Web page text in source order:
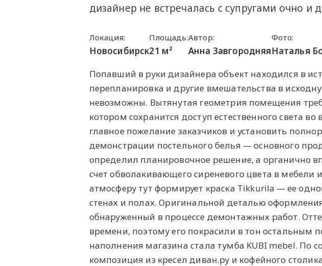
дизайнер не встречалась с супругами очно и
Локация:
Новосибирск
Площадь:
21 м²
Автор:
Анна Завгородняя
Фото:
Наталья
Попавший в руки дизайнера объект находился в
перепланировка и другие вмешательства в
невозможны. Вытянутая геометрия помещения
котором сохранится доступ естественного света во
главное пожелание заказчиков и установить
демонстрации постельного белья — основного
определил планировочное решение, а органично
счет обволакивающего сиреневого цвета в
атмосферу тут формирует краска Tikkurila — ее
стенах и полах. Оригинальной деталью
обнаруженный в процессе демонтажных работ.
времени, поэтому его покрасили в тон остальным
наполнения магазина стала тумба KUBI mebel. По
композиция из кресел диван.ру и кофейного